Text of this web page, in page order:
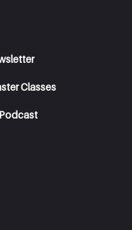
Classes